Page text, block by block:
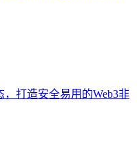
打造安全易用的Web3非